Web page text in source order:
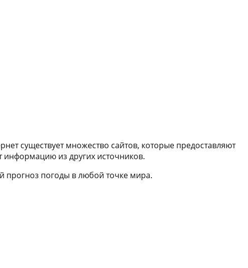
существует множество сайтов, которые предоставляют
из других источников.
прогноз погоды в любой точке мира.